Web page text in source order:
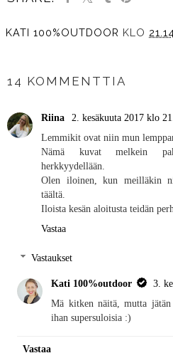
KATI 100%OUTDOOR KLO
14 KOMMENTTIA
Riina
2. kesäkuuta 2017 klo
Lemmikit ovat niin mun
Nämä kuvat melkein
herkkyydellään.
Olen iloinen, kun meilläkin
täältä.
Iloista kesän aloitusta teidän
Vastaa
Vastaukset
Kati 100%outdoor
3.
Mä kitken näitä, mutta
ihan supersuloisia :)
Vastaa